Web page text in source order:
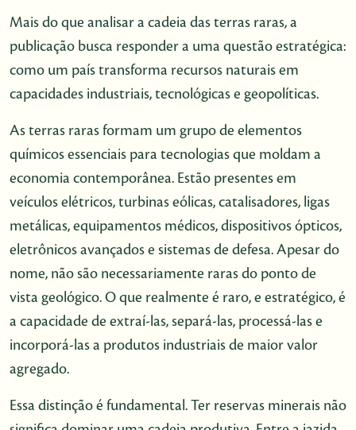
Mais do que analisar a cadeia das terras raras, a
publicação busca responder a uma questão estratégica:
como um país transforma recursos naturais em
capacidades industriais, tecnológicas e geopolíticas.
As terras raras formam um grupo de elementos
químicos essenciais para tecnologias que moldam a
economia contemporânea. Estão presentes em
veículos elétricos, turbinas eólicas, catalisadores, ligas
metálicas, equipamentos médicos, dispositivos ópticos,
eletrônicos avançados e sistemas de defesa. Apesar do
nome, não são necessariamente raras do ponto de
vista geológico. O que realmente é raro, e estratégico, é
a capacidade de extraí-las, separá-las, processá-las e
incorporá-las a produtos industriais de maior valor
agregado.
Essa distinção é fundamental. Ter reservas minerais não